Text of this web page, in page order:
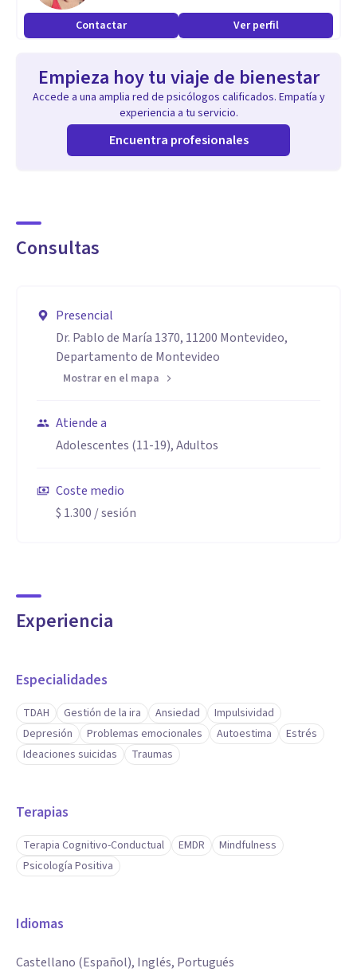
Aptitudes
comunicación/trastornos de personalidad/ataques de
pánico, entre otras.
Contactar Ver perfil
Empieza hoy tu viaje de bienestar
Accede a una amplia red de psicólogos calificados. Empatía y
experiencia a tu servicio.
Encuentra profesionales
Consultas
Presencial
Dr. Pablo de María 1370, 11200 Montevideo,
Departamento de Montevideo
Mostrar en el mapa
Atiende a
Adolescentes (11-19), Adultos
Coste medio
$ 1.300 / sesión
Experiencia
Especialidades
TDAH Gestión de la ira Ansiedad
Impulsividad
Depresión
Problemas emocionales Autoestima
Estrés
Ideaciones suicidas
Traumas
Terapias
Terapia Cognitivo-Conductual EMDR
Mindfulness
Psicología Positiva
Idiomas
Castellano (Español), Inglés, Portugués